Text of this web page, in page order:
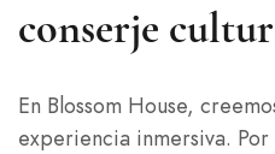
conserje
En Blossom House,
experiencia inmersiva. Por